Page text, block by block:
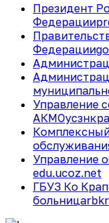
Президент
Федерации
Федерации
Управление
АКМО
Управление
edu.ucoz.net
ГБУЗ Ко
больница